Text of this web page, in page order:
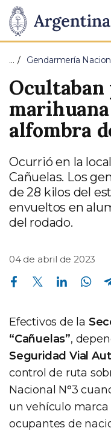
Presidencia
de
la
Nación
Pasar al contenido
… Gendarmería
Ocultaban
alfombra
Ocurrió en la
Cañuelas. Los
de 28 kilos del
envueltos en
del rodado.
04 de abril de 2023
Compartir en Facebook Compartir en Twitter Compartir en Linkedin Compartir en Whatsapp
Efectivos de la
“Cañuelas”,
Seguridad Vial
control de ruta
Nacional N°3
un vehículo marca
ocupantes de